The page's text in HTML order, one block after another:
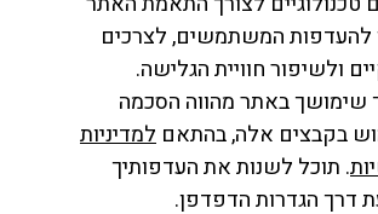
אלו אנו נערכים ליישם את
בדבר פרסום אישור טיסות שכר ע"י
עד להטמעה מלאה של היישום ניתן
לכתובת המייל
. לצפייה בזכויות הנוסע
תעופהלחצו כאן, למידע לנוסע
להעדפות המשתמשים, לצרכים
ולשיפור חוויית הגלישה.
באתר מהווה הסכמה
בקבצים אלה, בהתאם למדיניות
. תוכל לשנות את העדפותיך
דרך הגדרות הדפדפן.